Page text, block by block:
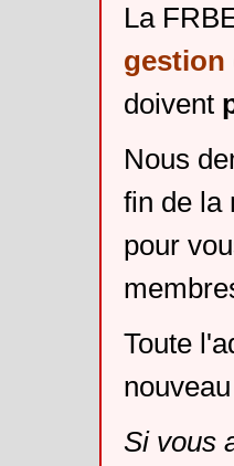
La
gestion
doivent
Nous
fin de la
pour
Toute
Si vous